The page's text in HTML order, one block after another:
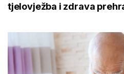
tjelovježba i zdrava